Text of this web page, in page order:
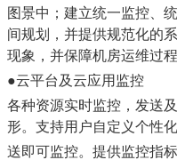
图景中；建立统一监控、
间规划，并提供规范化的
现象，并保障机房运维过程
●云平台及云应用监控
各种资源实时监控，发送
形。支持用户自定义个性
送即可监控。提供监控指